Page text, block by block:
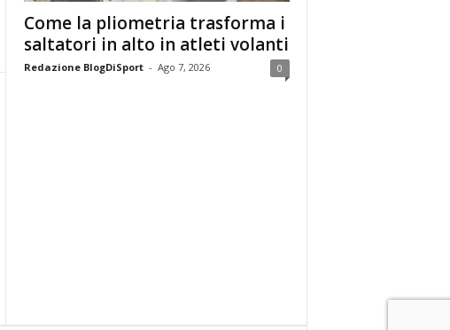
Come la pliometria trasforma i
saltatori in alto in atleti volanti
Redazione BlogDiSport - Ago 7, 2026 0